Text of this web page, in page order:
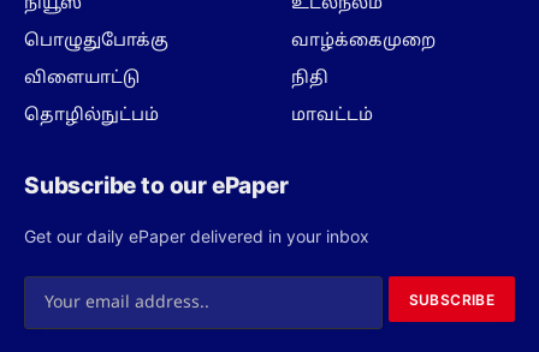
நியூஸ்
பொழுதுபோக்கு
விளையாட்டு
தொழில்நுட்பம்
உடல்நலம்
வாழ்க்கைமுறை
நிதி
மாவட்டம்
Subscribe to our ePaper
Get our daily ePaper delivered in your inbox
SUBSCRIBE